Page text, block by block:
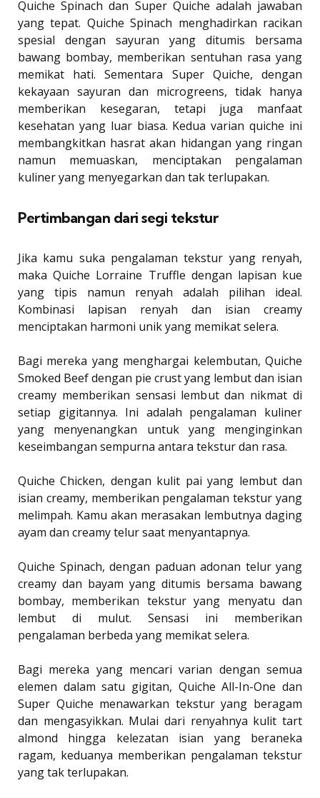
Quiche Spinach dan Super Quiche adalah jawaban
yang tepat. Quiche Spinach menghadirkan racikan
spesial dengan sayuran yang ditumis bersama
bawang bombay, memberikan sentuhan rasa yang
memikat hati. Sementara Super Quiche, dengan
kekayaan sayuran dan microgreens, tidak hanya
memberikan kesegaran, tetapi juga manfaat
kesehatan yang luar biasa. Kedua varian quiche ini
membangkitkan hasrat akan hidangan yang ringan
namun memuaskan, menciptakan pengalaman
kuliner yang menyegarkan dan tak terlupakan.
Pertimbangan dari segi tekstur
Jika kamu suka pengalaman tekstur yang renyah,
maka Quiche Lorraine Truffle dengan lapisan kue
yang tipis namun renyah adalah pilihan ideal.
Kombinasi lapisan renyah dan isian creamy
menciptakan harmoni unik yang memikat selera.
Bagi mereka yang menghargai kelembutan, Quiche
Smoked Beef dengan pie crust yang lembut dan isian
creamy memberikan sensasi lembut dan nikmat di
setiap gigitannya. Ini adalah pengalaman kuliner
yang menyenangkan untuk yang menginginkan
keseimbangan sempurna antara tekstur dan rasa.
Quiche Chicken, dengan kulit pai yang lembut dan
isian creamy, memberikan pengalaman tekstur yang
melimpah. Kamu akan merasakan lembutnya daging
ayam dan creamy telur saat menyantapnya.
Quiche Spinach, dengan paduan adonan telur yang
creamy dan bayam yang ditumis bersama bawang
bombay, memberikan tekstur yang menyatu dan
lembut di mulut. Sensasi ini memberikan
pengalaman berbeda yang memikat selera.
Bagi mereka yang mencari varian dengan semua
elemen dalam satu gigitan, Quiche All-In-One dan
Super Quiche menawarkan tekstur yang beragam
dan mengasyikkan. Mulai dari renyahnya kulit tart
almond hingga kelezatan isian yang beraneka
ragam, keduanya memberikan pengalaman tekstur
yang tak terlupakan.